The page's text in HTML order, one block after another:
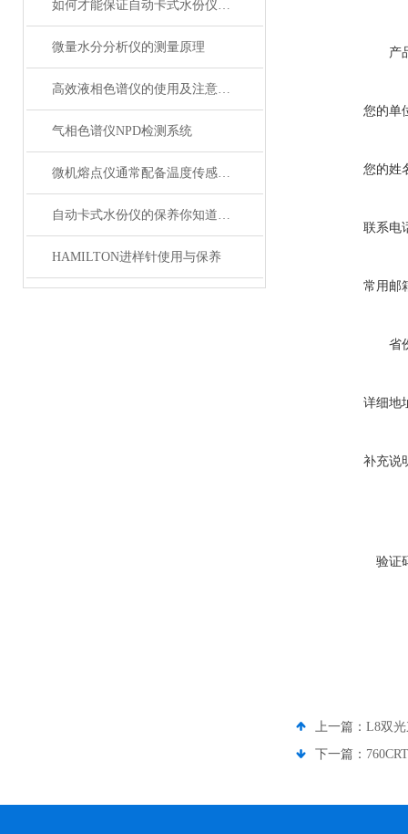
如何才能保证自动卡式水份仪的测定精度呢
微量水分分析仪的测量原理
高效液相色谱仪的使用及注意事项
气相色谱仪NPD检测系统
微机熔点仪通常配备温度传感器和加热元件
自动卡式水份仪的保养你知道怎么做吗？
HAMILTON进样针使用与保养
产
您的单
您的姓
联系电
常用邮
省
详细地
补充说
验证
上一篇： L8双
下一篇：